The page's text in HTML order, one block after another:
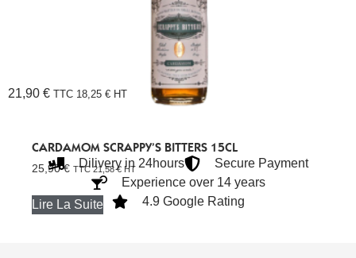
CARDAMOM SCRAPPY’S BITTERS 15CL
25,90€ TTC21,58€ HT
Lire La Suite
21,90 € TTC 18,25 € HT
Dilivery in 24hours
Secure Payment
Experience over 14 years
4.9 Google Rating